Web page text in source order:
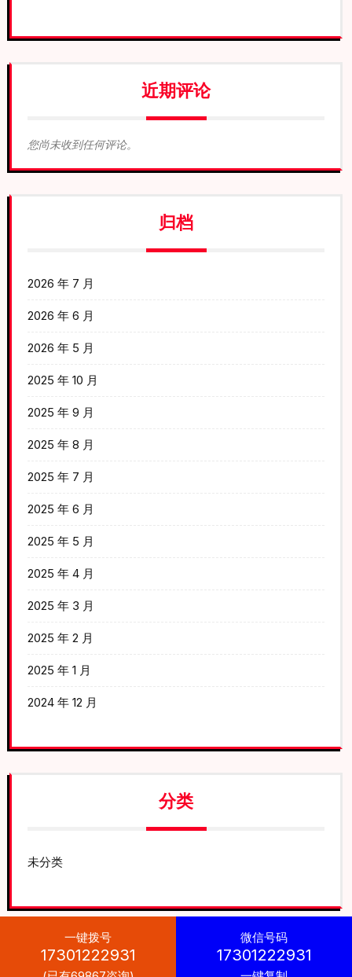
近期评论
您尚未收到任何评论。
归档
2026 年 7 月
2026 年 6 月
2026 年 5 月
2025 年 10 月
2025 年 9 月
2025 年 8 月
2025 年 7 月
2025 年 6 月
2025 年 5 月
2025 年 4 月
2025 年 3 月
2025 年 2 月
2025 年 1 月
2024 年 12 月
分类
未分类
一键拨号
17301222931
微信号码
17301222931